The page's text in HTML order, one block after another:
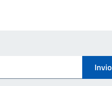
Invio